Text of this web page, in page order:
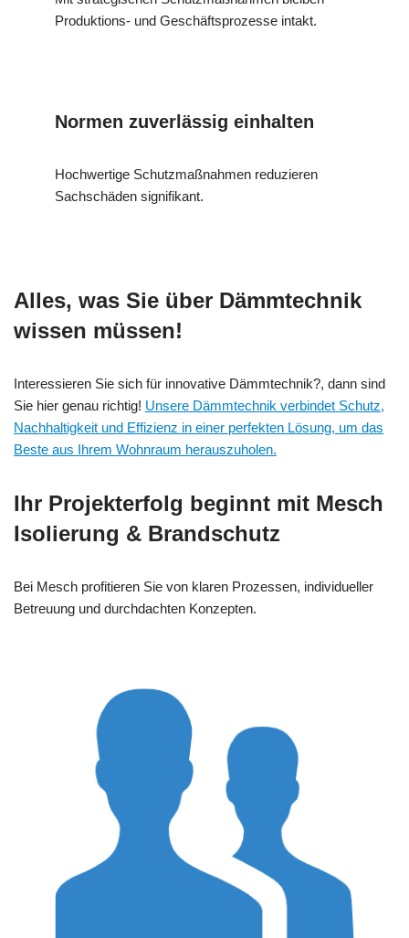
Produktions- und Geschäftsprozesse intakt.
Normen zuverlässig einhalten
Hochwertige Schutzmaßnahmen reduzieren
Sachschäden signifikant.
Alles, was Sie über Dämmtechnik
wissen müssen!
Interessieren Sie sich für innovative Dämmtechnik?, dann sind
Sie hier genau richtig! Unsere Dämmtechnik verbindet Schutz,
Nachhaltigkeit und Effizienz in einer perfekten Lösung, um das
Beste aus Ihrem Wohnraum herauszuholen.
Ihr Projekterfolg beginnt mit Mesch
Isolierung & Brandschutz
Bei Mesch profitieren Sie von klaren Prozessen, individueller
Betreuung und durchdachten Konzepten.